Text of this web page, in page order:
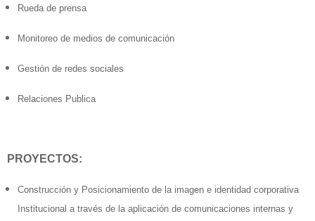
Rueda de prensa
Monitoreo de medios de comunicación
Gestión de redes sociales
Relaciones Publica
PROYECTOS:
Construcción y Posicionamiento de la imagen e identidad corporativa
Institucional a través de la aplicación de comunicaciones internas y